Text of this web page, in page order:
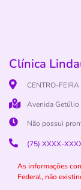
Clínica
CENTRO-
Avenida Getúlio
Não possui
(75) XXXX-
As informações
Federal, não